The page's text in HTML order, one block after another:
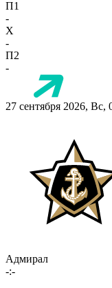
П1
-
X
-
П2
-
27 сентября 2026, Вс,
Адмирал
-:-